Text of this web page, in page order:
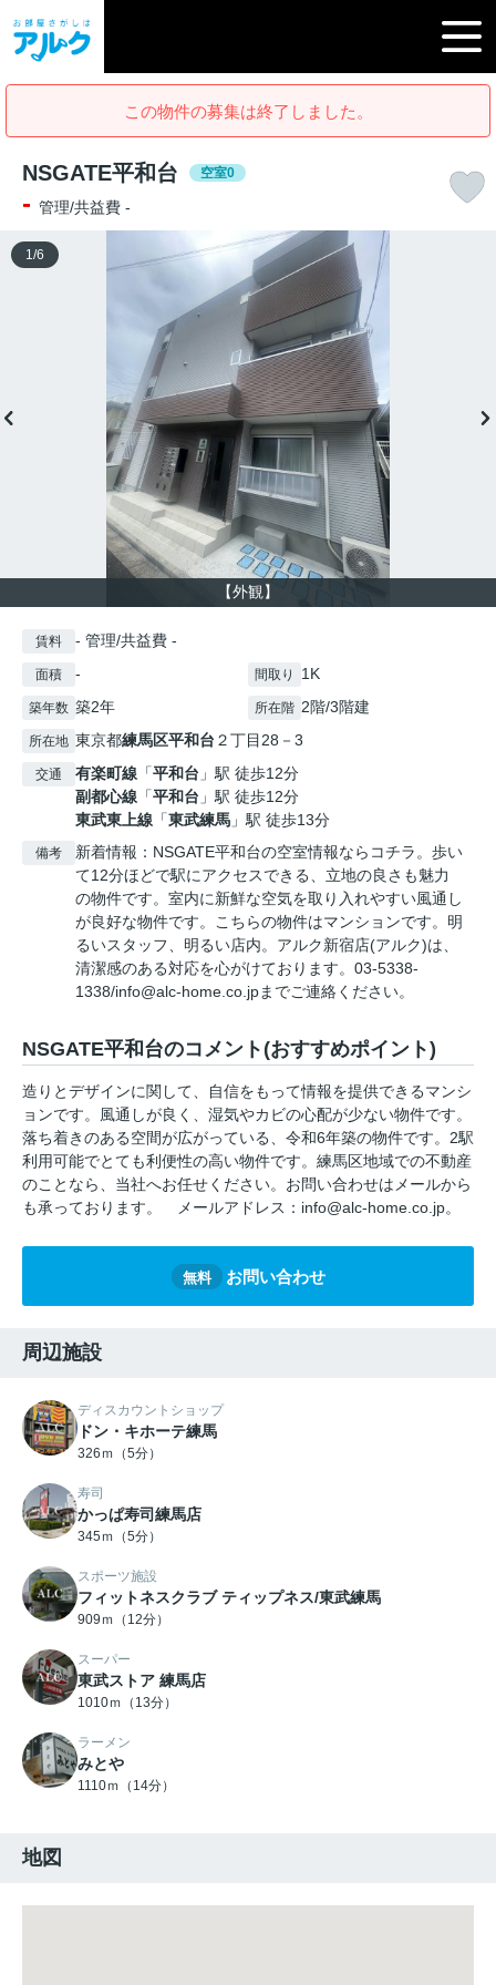
この物件の募集は終了しました。
NSGATE平和台 空室0
- 管理/共益費 -
【外観】
1 /6
賃料 - 管理/共益費 -
面積 - 間取り 1K
築年数 築2年 所在階 2階/3階建
所在地 東京都練馬区平和台 ２丁目28－3
交通 有楽町線 「平和台 」駅 徒歩12分
副都心線 「平和台 」駅 徒歩12分
東武東上線 「東武練馬 」駅 徒歩13分
備考
新着情報：NSGATE平和台の空室情報ならコチラ。歩い
て12分ほどで駅にアクセスできる、立地の良さも魅力
の物件です。室内に新鮮な空気を取り入れやすい風通し
が良好な物件です。こちらの物件はマンションです。明
るいスタッフ、明るい店内。アルク新宿店(アルク)は、
清潔感のある対応を心がけております。03-5338-
1338/info@alc-home.co.jpまでご連絡ください。
NSGATE平和台のコメント(おすすめポイント)
造りとデザインに関して、自信をもって情報を提供できるマンシ
ョンです。風通しが良く、湿気やカビの心配が少ない物件です。
落ち着きのある空間が広がっている、令和6年築の物件です。2駅
利用可能でとても利便性の高い物件です。練馬区地域での不動産
のことなら、当社へお任せください。お問い合わせはメールから
も承っております。 メールアドレス：info@alc-home.co.jp。
無料 お問い合わせ
周辺施設
ディスカウントショップ
ドン・キホーテ練馬
326ｍ（5分）
寿司
かっぱ寿司練馬店
345ｍ（5分）
スポーツ施設
フィットネスクラブ ティップネス/東武練馬
909ｍ（12分）
スーパー
東武ストア 練馬店
1010ｍ（13分）
ラーメン
みとや
1110ｍ（14分）
地図